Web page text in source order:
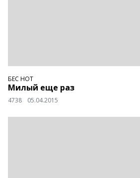
БЕС НОТ
Милый еще раз
4738 05.04.2015